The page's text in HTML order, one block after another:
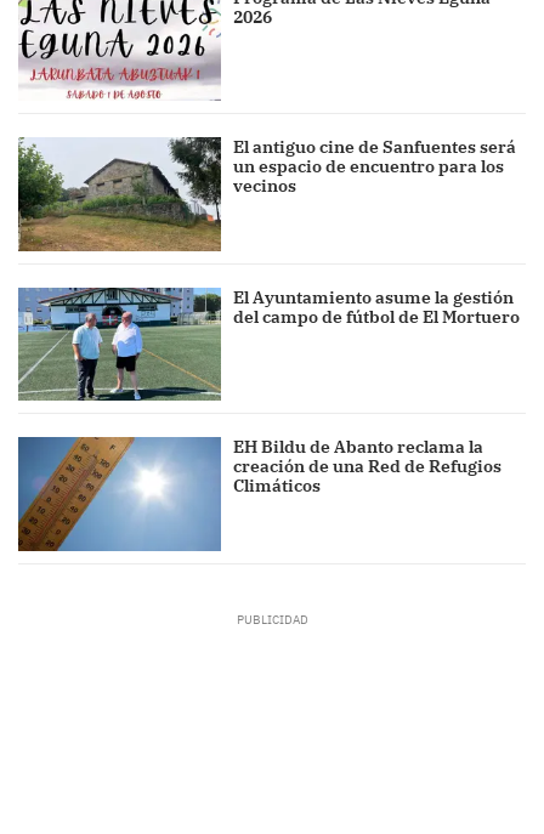
2026
El antiguo cine de Sanfuentes será
un espacio de encuentro para los
vecinos
El Ayuntamiento asume la gestión
del campo de fútbol de El Mortuero
EH Bildu de Abanto reclama la
creación de una Red de Refugios
Climáticos